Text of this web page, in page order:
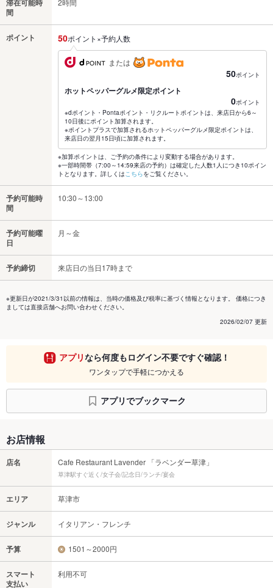
滞在可能時
間
ポイント 50ポイント×予約人数
または
50ポイント
ホットペッパーグルメ限定ポイント
0ポイント
※dポイント・Pontaポイント・リクルートポイントは、来店日から6～
10日後にポイント加算されます。
※ポイントプラスで加算されるホットペッパーグルメ限定ポイントは、
来店日の翌月15日頃に加算されます。
※加算ポイントは、ご予約の条件により変動する場合があります。
※一部時間帯（7:00～14:59来店の予約）は確定した人数1人につき10ポイン
トとなります。詳しくはこちらをご覧ください。
予約可能時
間
10:30～13:00
予約可能曜
日
月～金
予約締切 来店日の当日17時まで
※更新日が2021/3/31以前の情報は、当時の価格及び税率に基づく情報となります。 価格につき
ましては直接店舗へお問い合わせください。
2026/02/07 更新
アプリなら何度もログイン不要ですぐ確認！
ワンタップで手軽につかえる
アプリでブックマーク
お店情報
店名 Cafe Restaurant Lavender 「ラベンダー草津」
草津駅すぐ近く/女子会/記念日/ランチ/宴会
エリア 草津市
ジャンル イタリアン・フレンチ
予算 1501～2000円
スマート
支払い
利用不可